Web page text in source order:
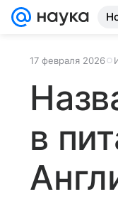
17 февраля 2026
в